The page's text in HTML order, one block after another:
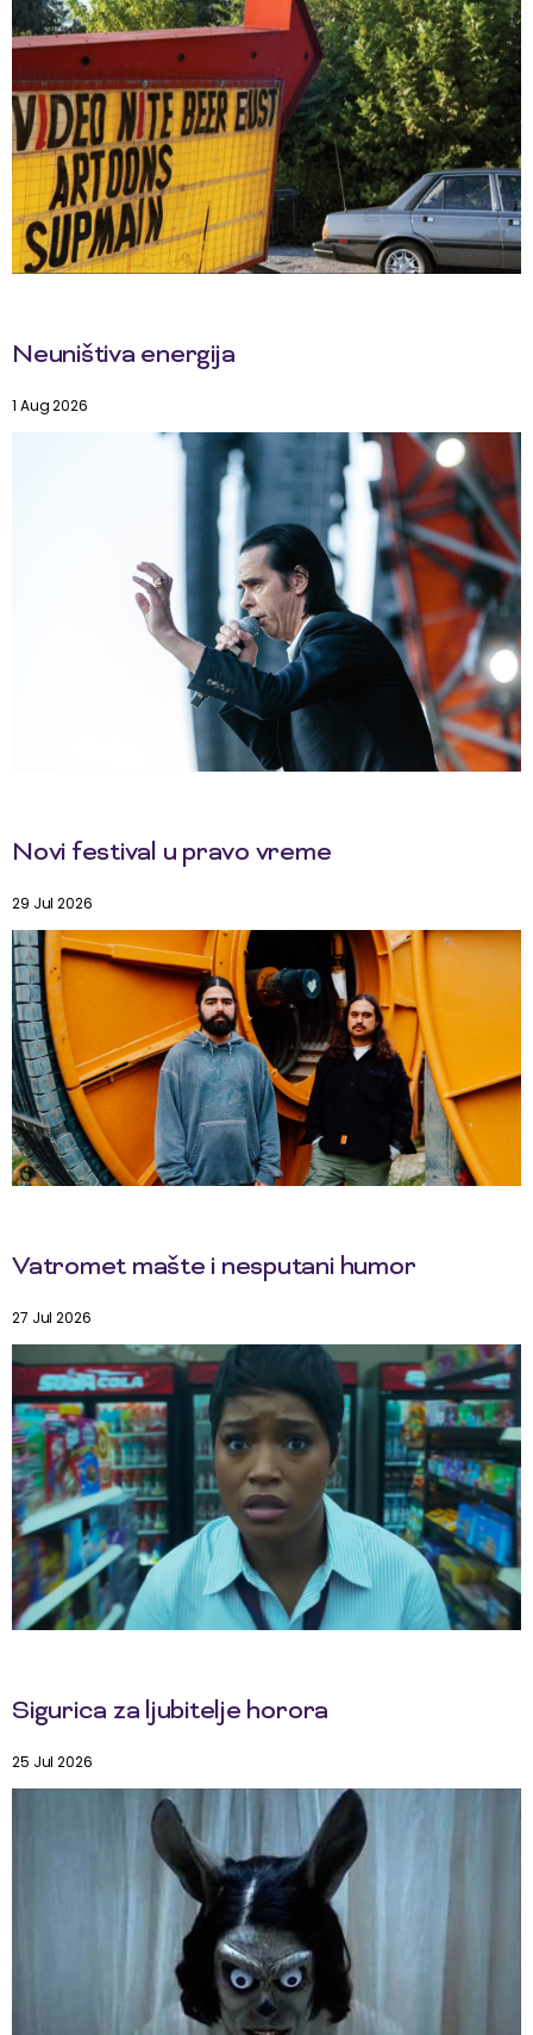
Neuništiva energija
1 Aug 2026
Novi festival u pravo vreme
29 Jul 2026
Vatromet mašte i nesputani humor
27 Jul 2026
Sigurica za ljubitelje horora
25 Jul 2026